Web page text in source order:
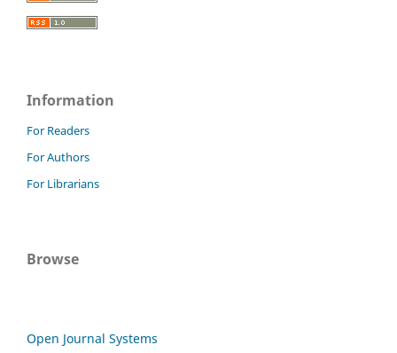
Information
For Readers
For Authors
For Librarians
Browse
Open Journal Systems